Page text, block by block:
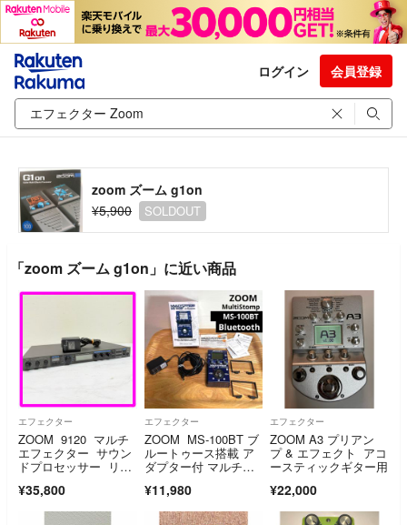
ログイン 会員登録
zoom ズーム g1on
¥5,900
SOLDOUT
「zoom ズーム g1on」に近い商品
エフェクター
ZOOM 9120 マルチ
エフェクター サウン
ドプロセッサー リバ
¥35,800
エフェクター
ZOOM MS-100BT ブ
ルートゥース搭載 ア
ダプター付 マルチエ
¥11,980
エフェクター
ZOOM A3 プリアン
プ & エフェクト アコ
ースティックギター用
¥22,000